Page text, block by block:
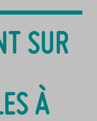
SUR
À